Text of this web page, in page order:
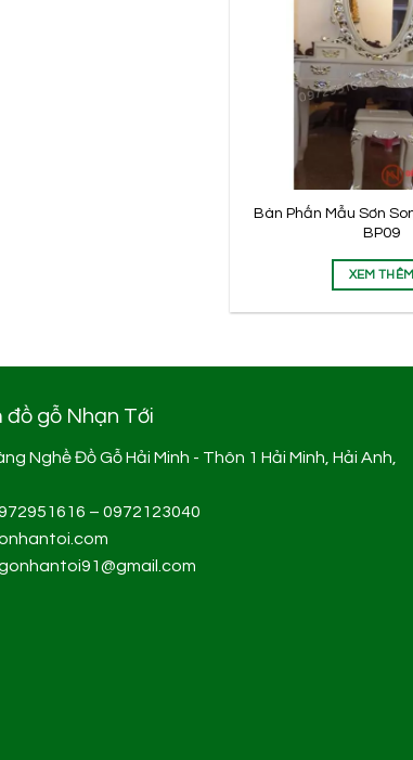
Bàn Phấn Mẫu Sơn
BP09
XEM THÊM
đồ gỗ Nhạn Tới
Nghề Đồ Gỗ Hải Minh - Thôn 1 Hải Minh, Hải Anh,
– 0972123040